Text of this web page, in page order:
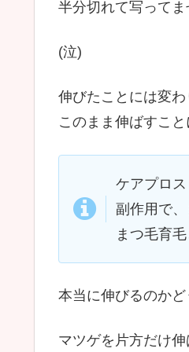
半分切れて写ってま
(泣)
伸びたことには変わ
このまま伸ばすこ
ケアプロ
副作用で、
まつ毛育
本当に伸びるのかど
マツゲを片方だけ